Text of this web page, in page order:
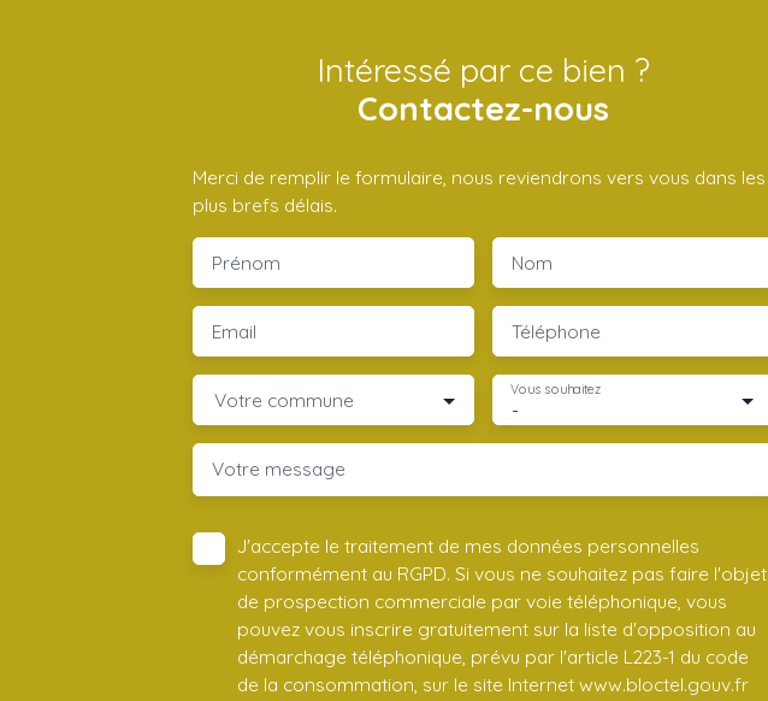
Intéressé par ce bien ?
Contactez-nous
Merci de remplir le formulaire, nous reviendrons vers vous dans les
plus brefs délais.
Prénom Nom
Email Téléphone
Votre commune -
Vous souhaitez
Votre message
J'accepte le traitement de mes données personnelles
conformément au RGPD. Si vous ne souhaitez pas faire l'objet
de prospection commerciale par voie téléphonique, vous
pouvez vous inscrire gratuitement sur la liste d'opposition au
démarchage téléphonique, prévu par l'article L223-1 du code
de la consommation, sur le site Internet www.bloctel.gouv.fr